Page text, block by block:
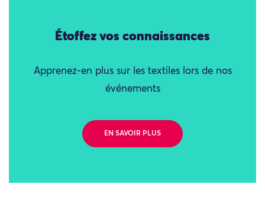
Étoffez vos connaissances
Apprenez-en plus sur les textiles lors de nos
événements
EN SAVOIR PLUS